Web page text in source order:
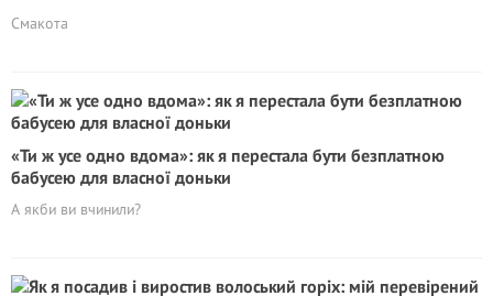
Смакота
«Ти ж усе одно вдома»: як я перестала бути безплатною
бабусею для власної доньки
А якби ви вчинили?